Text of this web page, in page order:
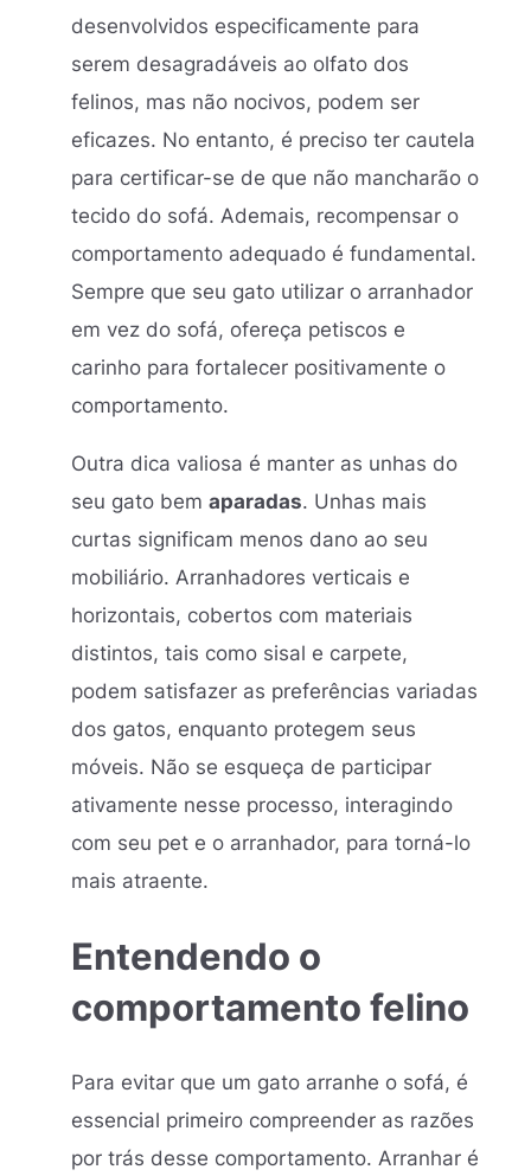
desenvolvidos especificamente para
serem desagradáveis ao olfato dos
felinos, mas não nocivos, podem ser
eficazes. No entanto, é preciso ter cautela
para certificar-se de que não mancharão o
tecido do sofá. Ademais, recompensar o
comportamento adequado é fundamental.
Sempre que seu gato utilizar o arranhador
em vez do sofá, ofereça petiscos e
carinho para fortalecer positivamente o
comportamento.
Outra dica valiosa é manter as unhas do
seu gato bem aparadas. Unhas mais
curtas significam menos dano ao seu
mobiliário. Arranhadores verticais e
horizontais, cobertos com materiais
distintos, tais como sisal e carpete,
podem satisfazer as preferências variadas
dos gatos, enquanto protegem seus
móveis. Não se esqueça de participar
ativamente nesse processo, interagindo
com seu pet e o arranhador, para torná-lo
mais atraente.
Entendendo o
comportamento felino
Para evitar que um gato arranhe o sofá, é
essencial primeiro compreender as razões
por trás desse comportamento. Arranhar é